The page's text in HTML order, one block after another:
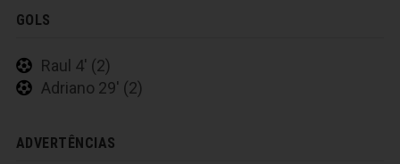
GOLS
Raul 4' (2)
Adriano 29' (2)
ADVERTÊNCIAS